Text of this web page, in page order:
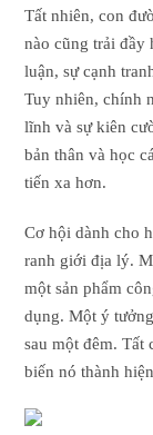
Tất nhiên, con
nào cũng trải đầy
luận, sự cạnh
Tuy nhiên, chính
lĩnh và sự kiên
bản thân và học
tiến xa hơn.
Cơ hội dành cho
ranh giới địa lý.
một sản phẩm
dụng. Một ý
sau một đêm. Tất
biến nó thành